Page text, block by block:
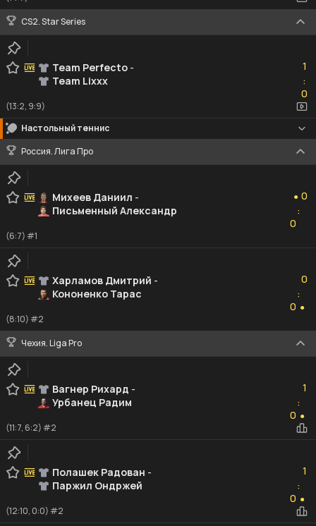
CS2. Star Series
Team Perfecto -
Team Lixxx
1
:0
0
(13:2, 9:9)
Настольный теннис
Россия. Лига Про
Михеев Даниил -
Письменный Александр
● 0
:
0
(6:7) #1
Харламов Дмитрий -
Кононенко Тарас
0
:
0 ●
(8:10) #2
Чехия. Liga Pro
Вагнер Рихард -
Урбанец Радим
1
:
0 ●
(11:7, 6:2) #2
Полашек Радован -
Паржил Ондржей
1
:
0 ●
(12:10, 0:0) #2